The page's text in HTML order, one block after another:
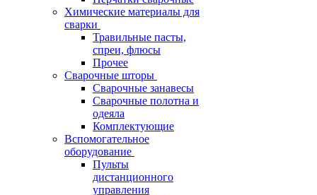
Химические материалы для
сварки
Травильные пасты,
спреи, флюсы
Прочее
Сварочные шторы
Сварочные занавесы
Сварочные полотна и
одеяла
Комплектующие
Вспомогательное
оборудование
Пульты
дистанционного
управления